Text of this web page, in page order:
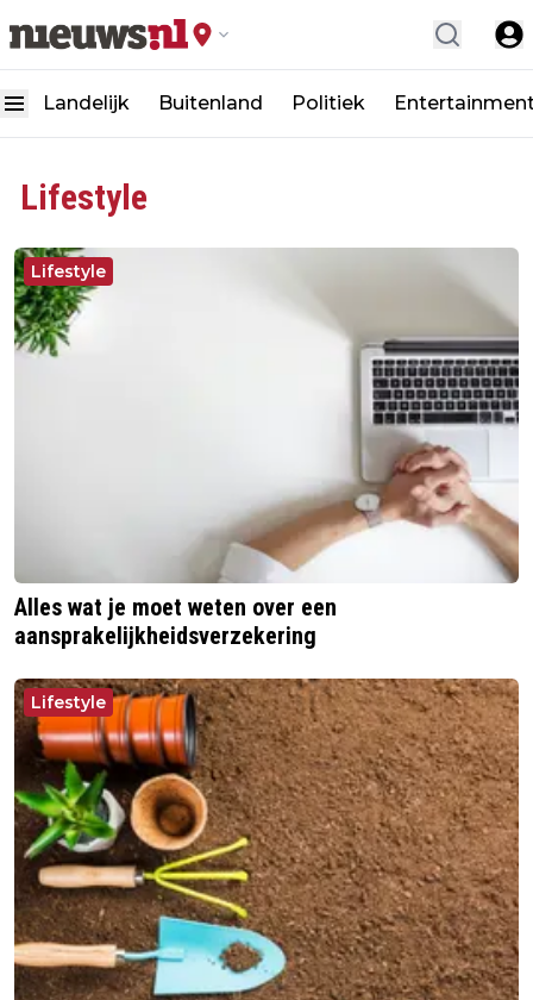
Landelijk Buitenland Politiek
Lifestyle
Lifestyle
Alles wat je moet weten over een
aansprakelijkheidsverzekering
Lifestyle